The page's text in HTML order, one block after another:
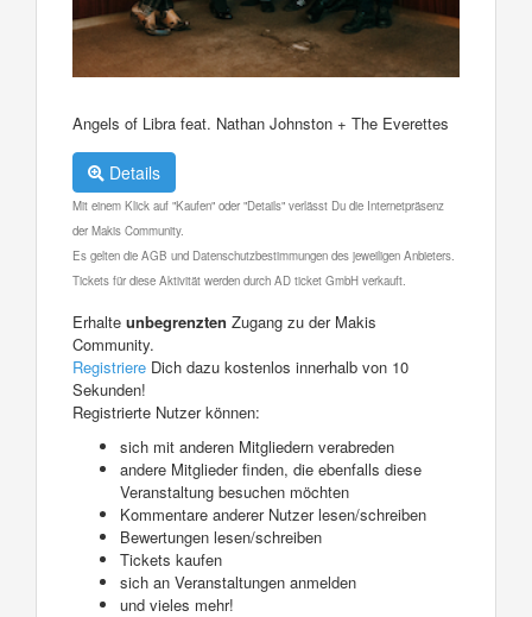
Angels of Libra feat. Nathan Johnston + The Everettes
Details
Mit einem Klick auf "Kaufen" oder "Details" verlässt Du die Internetpräsenz
der Makis Community.
Es gelten die AGB und Datenschutzbestimmungen des jeweiligen Anbieters.
Tickets für diese Aktivität werden durch AD ticket GmbH verkauft.
Erhalte unbegrenzten Zugang zu der Makis
Community.
Registriere Dich dazu kostenlos innerhalb von 10
Sekunden!
Registrierte Nutzer können:
sich mit anderen Mitgliedern verabreden
andere Mitglieder finden, die ebenfalls diese
Veranstaltung besuchen möchten
Kommentare anderer Nutzer lesen/schreiben
Bewertungen lesen/schreiben
Tickets kaufen
sich an Veranstaltungen anmelden
und vieles mehr!